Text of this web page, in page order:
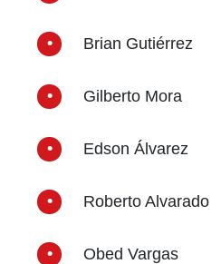
Brian Gutiérrez
Gilberto Mora
Edson Álvarez
Roberto Alvarado
Obed Vargas